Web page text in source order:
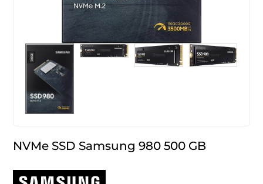
NVMe SSD Samsung 980 500 GB